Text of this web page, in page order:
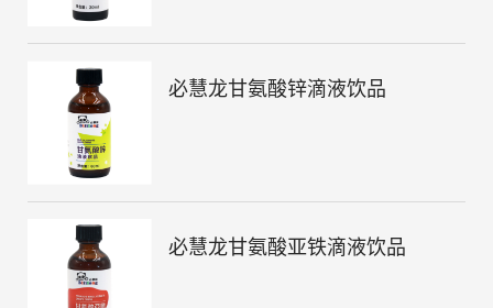
必慧龙甘氨酸锌滴液饮品
必慧龙甘氨酸亚铁滴液饮品